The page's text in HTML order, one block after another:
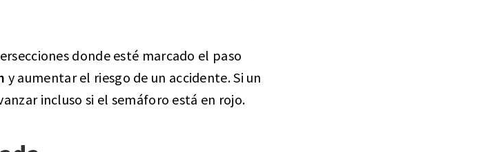
donde esté marcado el paso
y aumentar el riesgo de un accidente. Si un
incluso si el semáforo está en rojo.